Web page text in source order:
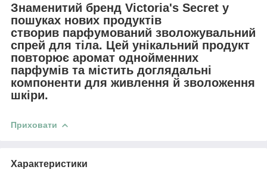
Знаменитий бренд Victoria's Secret у
пошуках нових продуктів
створив парфумований зволожувальний
спрей для тіла. Цей унікальний продукт
повторює аромат однойменних
парфумів та містить доглядальні
компоненти для живлення й зволоження
шкіри.
Приховати
Характеристики